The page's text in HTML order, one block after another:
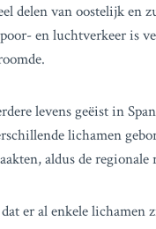
delen van oostelijk en
en luchtverkeer is
levens geëist in
lichamen
aldus de regionale
er al enkele lichamen